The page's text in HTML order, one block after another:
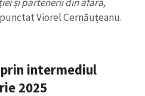
Viorel Cernăuțeanu.
intermediul
2025